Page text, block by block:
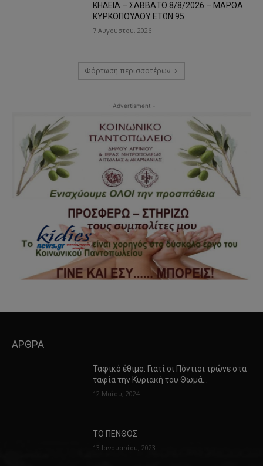
ΚΗΔΕΙΑ – ΣΑΒΒΑΤΟ 8/8/2026 – ΜΑΡΘΑ
ΚΥΡΚΟΠΟΥΛΟΥ ΕΤΩΝ 95
7 Αυγούστου, 2026
Φόρτωση περισσοτέρων
- Advertisment -
ΑΡΘΡΑ
Ταφικό έθιμο: Γιατί οι Πόντιοι τρώνε στα
ταφία την Κυριακή του Θωμά…
12 Μαΐου, 2024
ΤΟ ΠΕΝΘΟΣ
13 Ιανουαρίου, 2023